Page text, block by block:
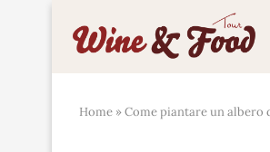
Home »Come piantare un albero